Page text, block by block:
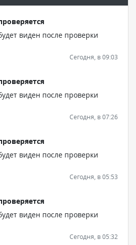
виден после проверки
Сегодня, в 09:03
виден после проверки
Сегодня, в 07:26
виден после проверки
Сегодня, в 05:53
виден после проверки
Сегодня, в 05:32